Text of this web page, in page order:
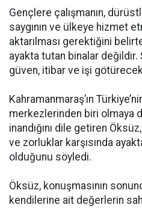
Gençlere çalışmanın,
saygının ve ülkeye hizmet
aktarılması gerektiğini
ayakta tutan binalar
güven, itibar ve işi
Kahramanmaraş’ın
merkezlerinden biri olmaya
inandığını dile getiren
ve zorluklar karşısında
olduğunu söyledi.
Öksüz, konuşmasının
kendilerine ait değerlerin